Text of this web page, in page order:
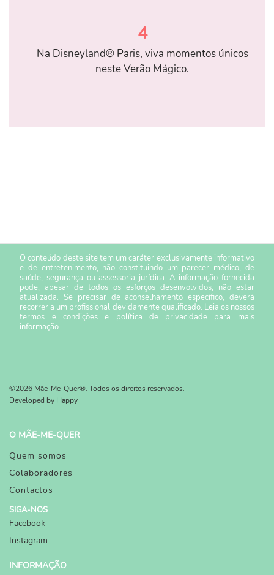
4
Na Disneyland® Paris, viva momentos únicos
neste Verão Mágico.
O conteúdo deste site tem um caráter exclusivamente informativo
e de entretenimento, não constituindo um parecer médico, de
saúde, segurança ou assessoria jurídica. A informação fornecida
pode, apesar de todos os esforços desenvolvidos, não estar
atualizada. Se precisar de aconselhamento específico, deverá
recorrer a um profissional devidamente qualificado. Leia os nossos
termos e condiçõese política de privacidade para mais
informação.
©2026 Mãe-Me-Quer®. Todos os direitos reservados.
Developed by Happy
O MÃE-ME-QUER
Quem somos
Colaboradores
Contactos
SIGA-NOS
Facebook
Instagram
INFORMAÇÃO